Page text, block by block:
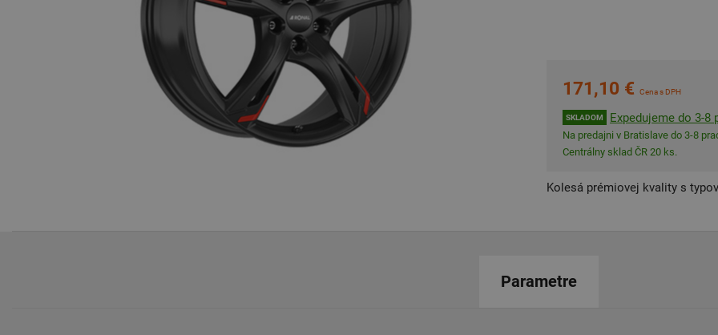
171,10 € Cena s DPH
SKLADOM Expedujeme do 3-8
Na predajni v Bratislave do 3-8
Centrálny sklad ČR 20 ks.
Kolesá prémiovej kvality s
Parametre